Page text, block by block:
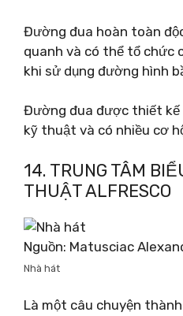
Đường đua hoàn toàn
quanh và có thể tổ chức
khi sử dụng đường hình
Đường đua được thiết kế
kỹ thuật và có nhiều cơ
14. TRUNG TÂM
THUẬT ALFRESCO
Nguồn: Matusciac
Nhà hát
Là một câu chuyện